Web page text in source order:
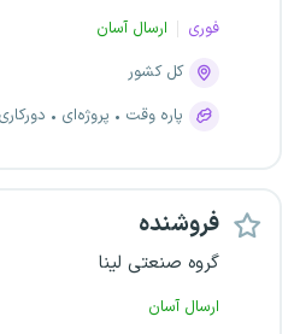
فوری
ارسال آسان
کل کشور
پاره وقت
پروژه‌ای دورکاری
فروشنده
گروه صنعتی لینا
ارسال آسان